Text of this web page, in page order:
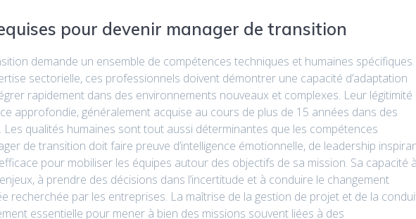
pour devenir manager de transition
demande un ensemble de compétences techniques et humaines spécifiques.
sectorielle, ces professionnels doivent démontrer une capacité d’adaptation
rapidement dans des environnements nouveaux et complexes. Leur légitimité
approfondie, généralement acquise au cours de plus de 15 années dans des
qualités humaines sont tout aussi déterminantes que les compétences
de transition doit faire preuve d’intelligence émotionnelle, de leadership
pour mobiliser les équipes autour des objectifs de sa mission. Sa capacité
à prendre des décisions dans l’incertitude et à conduire le changement
recherchée par les entreprises. La maîtrise de la gestion de projet et de la
essentielle pour mener à bien des missions souvent liées à des